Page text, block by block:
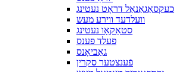
כעקסאַגאַנאַל דראָט נעטינג
וועלדעד ווירע מעש
סטאַקאָו נעטינג
פעלד פענס
גאַביאָנס
פֿענצטער סקרין